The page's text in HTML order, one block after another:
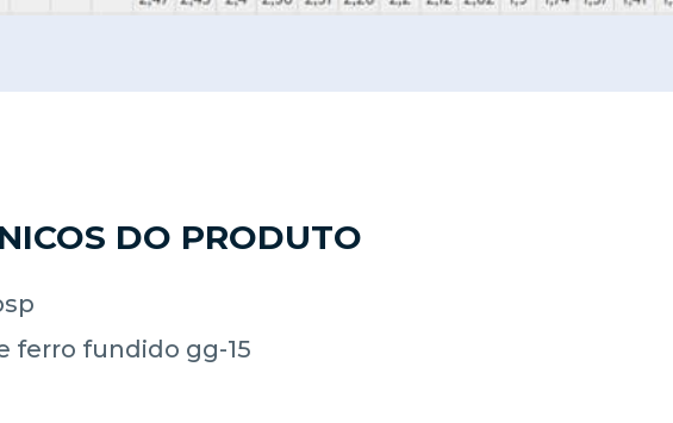
DO PRODUTO
ferro fundido gg-15